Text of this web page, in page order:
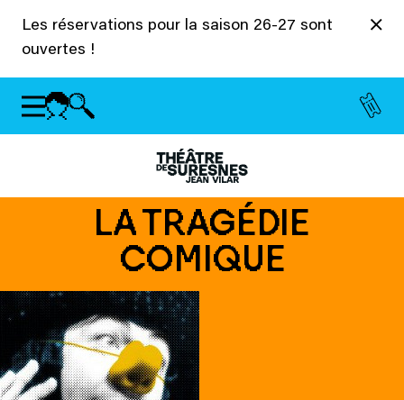
Les réservations pour la saison 26-27 sont
ouvertes !
LA TRAGÉDIE
COMIQUE